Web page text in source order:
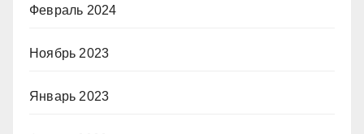
Февраль 2024
Ноябрь 2023
Январь 2023